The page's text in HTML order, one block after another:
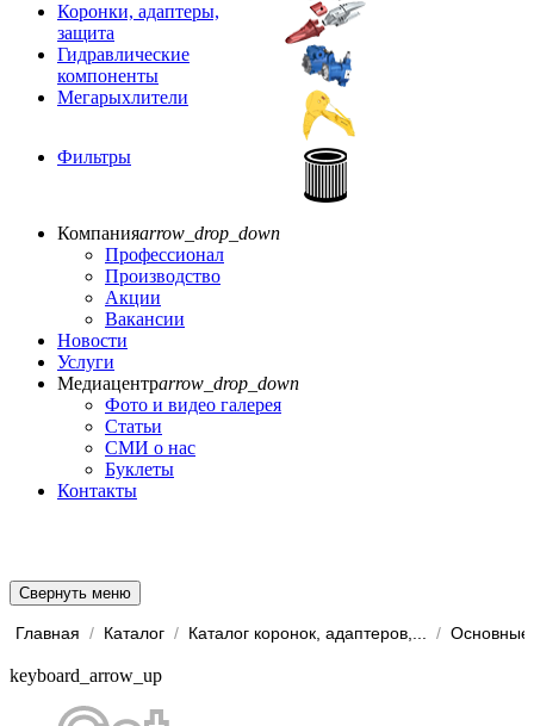
Коронки, адаптеры,
защита
Гидравлические
компоненты
Мегарыхлители
Фильтры
Компанияarrow_drop_down
Профессионал
Производство
Акции
Вакансии
Новости
Услуги
Медиацентрarrow_drop_down
Фото и видео галерея
Статьи
СМИ о нас
Буклеты
Контакты
Свернуть меню
Главная / Каталог / Каталог коронок, адаптеров,... / Основные
keyboard_arrow_up